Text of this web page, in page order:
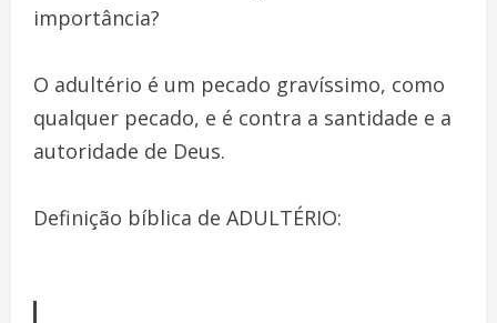
importância?
O adultério é um pecado gravíssimo, como
qualquer pecado, e é contra a santidade e a
autoridade de Deus.
Definição bíblica de ADULTÉRIO: